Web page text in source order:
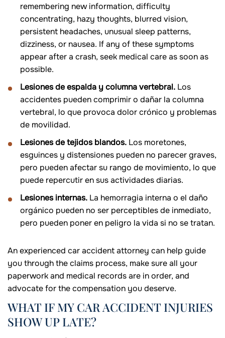
remembering new information, difficulty
concentrating, hazy thoughts, blurred vision,
persistent headaches, unusual sleep patterns,
dizziness, or nausea. If any of these symptoms
appear after a crash, seek medical care as soon as
possible.
Lesiones de espalda y columna vertebral. Los
accidentes pueden comprimir o dañar la columna
vertebral, lo que provoca dolor crónico y problemas
de movilidad.
Lesiones de tejidos blandos. Los moretones,
esguinces y distensiones pueden no parecer graves,
pero pueden afectar su rango de movimiento, lo que
puede repercutir en sus actividades diarias.
Lesiones internas. La hemorragia interna o el daño
orgánico pueden no ser perceptibles de inmediato,
pero pueden poner en peligro la vida si no se tratan.
An experienced car accident attorney can help guide
you through the claims process, make sure all your
paperwork and medical records are in order, and
advocate for the compensation you deserve.
WHAT IF MY CAR ACCIDENT INJURIES
SHOW UP LATE?